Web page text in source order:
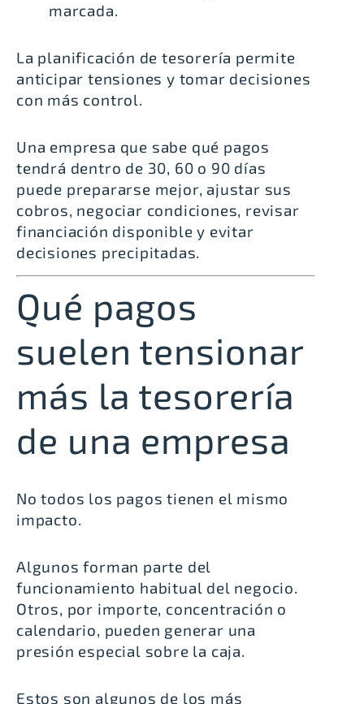
marcada.
La planificación de tesorería permite
anticipar tensiones y tomar decisiones
con más control.
Una empresa que sabe qué pagos
tendrá dentro de 30, 60 o 90 días
puede prepararse mejor, ajustar sus
cobros, negociar condiciones, revisar
financiación disponible y evitar
decisiones precipitadas.
Qué pagos
suelen tensionar
más la tesorería
de una empresa
No todos los pagos tienen el mismo
impacto.
Algunos forman parte del
funcionamiento habitual del negocio.
Otros, por importe, concentración o
calendario, pueden generar una
presión especial sobre la caja.
Estos son algunos de los más